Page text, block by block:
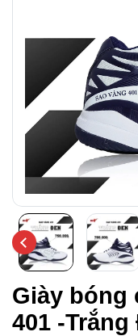
Giày bóng
401 -Trắng